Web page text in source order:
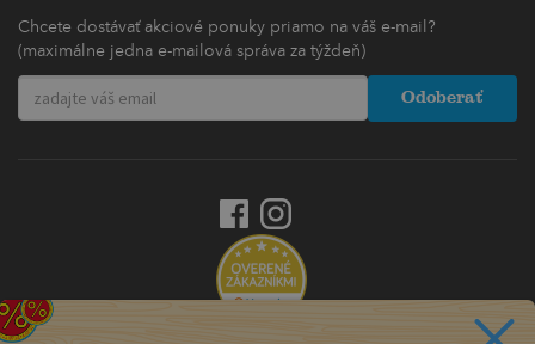
Chcete dostávať akciové ponuky priamo na váš e-mail?
(maximálne jedna e-mailová správa za týždeň)
Odoberať